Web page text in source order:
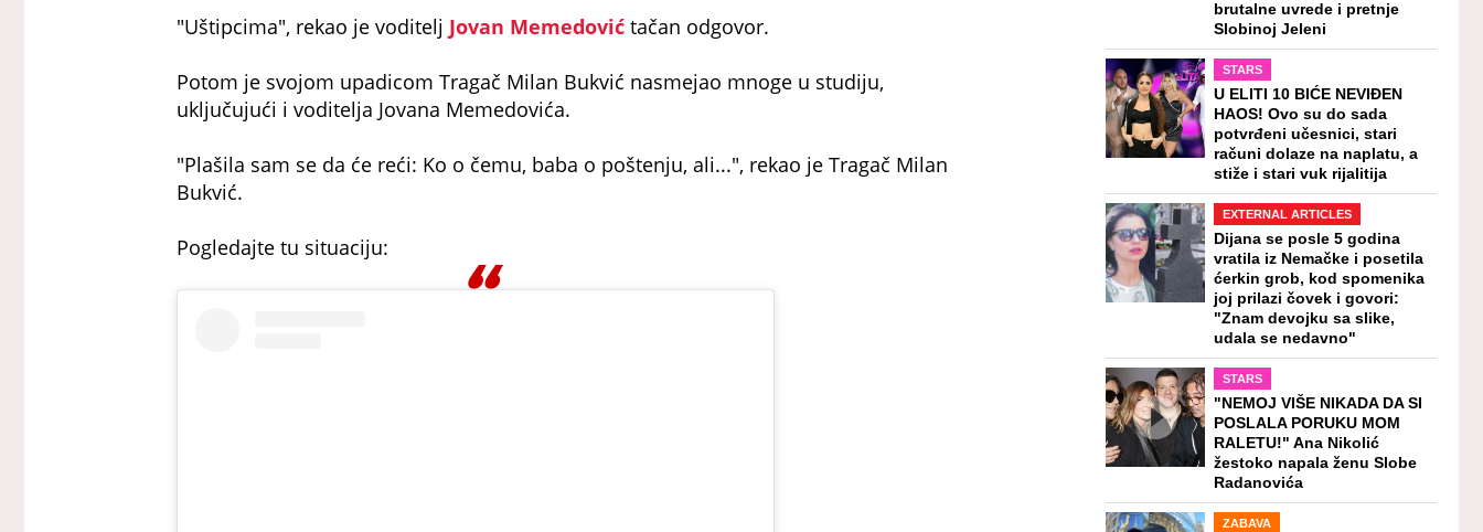
"Uštipcima", rekao je voditelj Jovan Memedovićtačan odgovor.
Potom je svojom upadicom Tragač Milan Bukvić nasmejao mnoge u studiju,
uključujući i voditelja Jovana Memedovića.
"Plašila sam se da će reći: Ko o čemu, baba o poštenju, ali...", rekao je Tragač Milan
Bukvić.
Pogledajte tu situaciju:
brutalne uvrede i pretnje
Slobinoj Jeleni
STARS
U ELITI 10 BIĆE NEVIĐEN
HAOS! Ovo su do sada
potvrđeni učesnici, stari
računi dolaze na naplatu, a
stiže i stari vuk rijalitija
EXTERNAL ARTICLES
Dijana se posle 5 godina
vratila iz Nemačke i posetila
ćerkin grob, kod spomenika
joj prilazi čovek i govori:
"Znam devojku sa slike,
udala se nedavno"
STARS
"NEMOJ VIŠE NIKADA DA SI
POSLALA PORUKU MOM
RALETU!" Ana Nikolić
žestoko napala ženu Slobe
Radanovića
ZABAVA